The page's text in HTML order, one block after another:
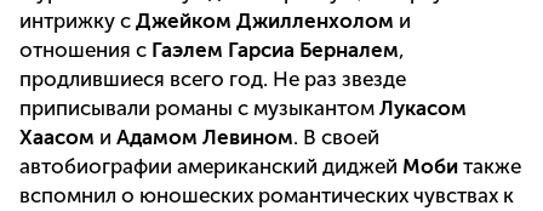
интрижку с Джейком Джилленхолом и
отношения с Гаэлем Гарсиа Берналем,
продлившиеся всего год. Не раз звезде
приписывали романы с музыкантом Лукасом
Хаасом и Адамом Левином. В своей
автобиографии американский диджей Моби также
вспомнил о юношеских романтических чувствах к